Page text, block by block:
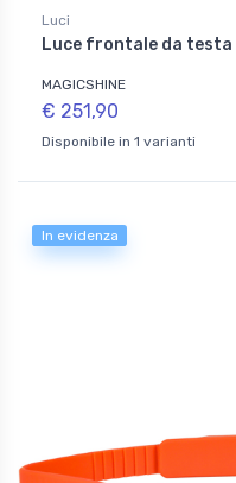
Luci
Luce frontale da testa
MAGICSHINE
€ 251,90
Disponibile in 1 varianti
In evidenza